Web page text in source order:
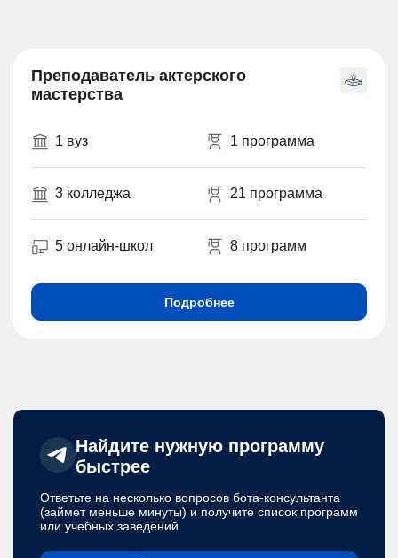
Преподаватель актерского
мастерства
1 вуз 1 программа
3 колледжа 21 программа
5 онлайн-школ 8 программ
Подробнее
Найдите нужную программу
быстрее
Ответьте на несколько вопросов бота-консультанта
(займет меньше минуты) и получите список программ
или учебных заведений